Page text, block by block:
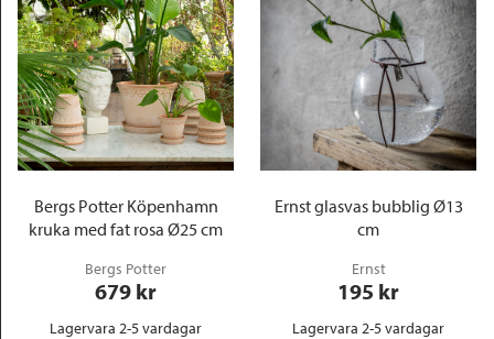
Bergs Potter Köpenhamn
kruka med fat rosa Ø25 cm
Bergs Potter
679 kr
Lagervara 2-5 vardagar
Ernst glasvas bubblig Ø13
cm
Ernst
195 kr
Lagervara 2-5 vardagar